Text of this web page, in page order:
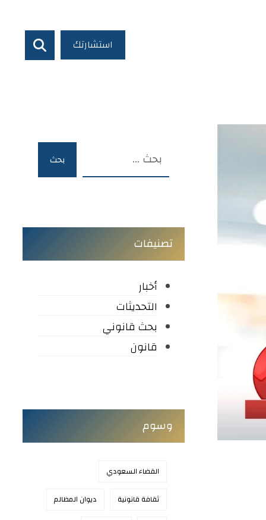
استشارتك
بحث
تصنيفات
أخبار
التحديثات
بحث قانوني
قانون
وسوم
القضاء السعودي
ثقافة قانونية ديوان المظالم